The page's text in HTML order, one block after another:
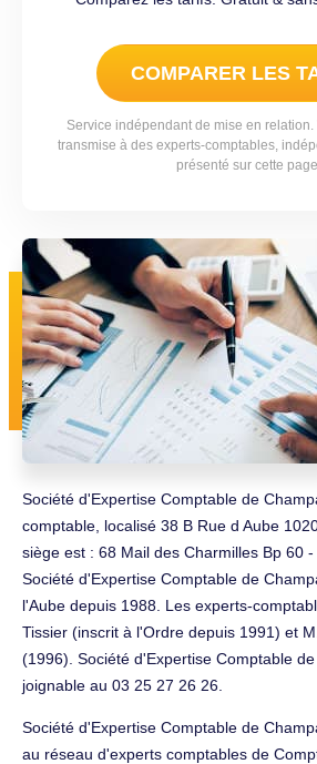
COMPARER LES
Service indépendant de mise en
transmise à des experts-comptables,
présenté sur cette
Société d'Expertise Comptable de
comptable, localisé 38 B Rue d Aube
siège est : 68 Mail des Charmilles Bp 60 -
Société d'Expertise Comptable de
l'Aube depuis 1988. Les experts-
Tissier (inscrit à l'Ordre depuis 1991) et
(1996). Société d'Expertise Comptable
joignable au 03 25 27 26 26.
Société d'Expertise Comptable de
au réseau d'experts comptables de